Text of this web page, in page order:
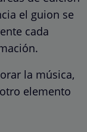
el guion se
cada
la música,
elemento